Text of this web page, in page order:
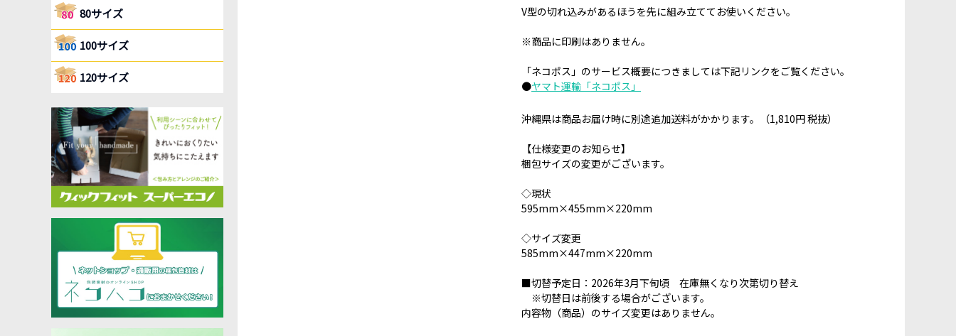
80サイズ
100サイズ
120サイズ
V型の切れ込みがあるほうを先に組み立ててお使いください。
※商品に印刷はありません。
「ネコポス」のサービス概要につきましては下記リンクをご覧ください。
●ヤマト運輸「ネコポス」
沖縄県は商品お届け時に別途追加送料がかかります。（1,810円 税抜）
【仕様変更のお知らせ】
梱包サイズの変更がございます。
◇現状
595mm×455mm×220mm
◇サイズ変更
585mm×447mm×220mm
■切替予定日：2026年3月下旬頃 在庫無くなり次第切り替え
※切替日は前後する場合がございます。
内容物（商品）のサイズ変更はありません。